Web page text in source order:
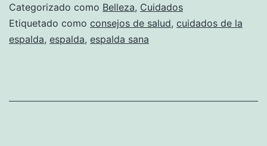
Categorizado como Belleza, Cuidados
Etiquetado como consejos de salud, cuidados de la
espalda, espalda, espalda sana